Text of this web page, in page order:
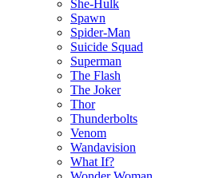
She-Hulk
Spawn
Spider-Man
Suicide Squad
Superman
The Flash
The Joker
Thor
Thunderbolts
Venom
Wandavision
What If?